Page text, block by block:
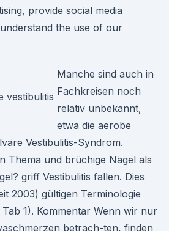
provide social media
the use of our
Manche sind auch in
Fachkreisen noch
relativ unbekannt,
etwa die aerobe
Vestibulitis-Syndrom.
Thema und brüchige Nägel als
griff Vestibulitis fallen. Dies
2003) gültigen Terminologie
1). Kommentar Wenn wir nur
betrach-ten, finden